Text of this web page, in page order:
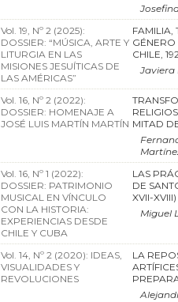
Vol. 19, Nº 2 (2025):
DOSSIER: “MÚSICA, ARTE Y
LITURGIA EN LAS
MISIONES JESUÍTICAS DE
LAS AMÉRICAS”
FAMILIA,
CHILE,
Javiera
Vol. 16, Nº 2 (2022):
DOSSIER: HOMENAJE A
JOSÉ LUIS MARTÍN MARTÍN MITAD
Vol. 16, Nº 1 (2022):
DOSSIER: PATRIMONIO
MUSICAL EN VÍNCULO
CON LA HISTORIA:
EXPERIENCIAS DESDE
CHILE Y CUBA
LAS
DE
XVII-XVIII)
Miguel
Vol. 14, Nº 2 (2020): IDEAS,
VISUALIDADES Y
REVOLUCIONES
LA